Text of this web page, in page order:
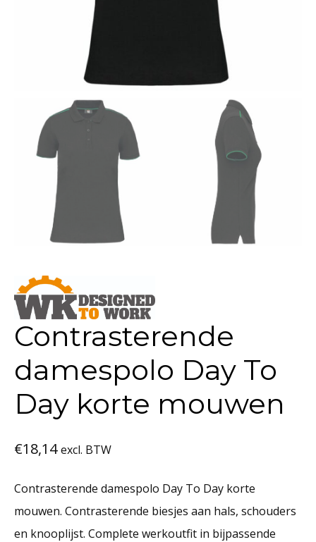
Contrasterende
damespolo Day To
Day korte mouwen
€18,14 excl. BTW
Contrasterende damespolo Day To Day korte
mouwen. Contrasterende biesjes aan hals, schouders
en knooplijst. Complete werkoutfit in bijpassende